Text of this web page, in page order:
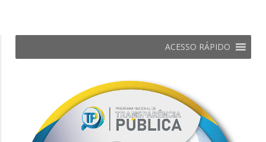
ACESSO RÁPIDO